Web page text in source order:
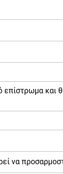
και
να